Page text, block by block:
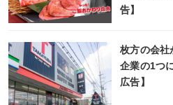
告】
枚方の会社
企業の1つ
広告】